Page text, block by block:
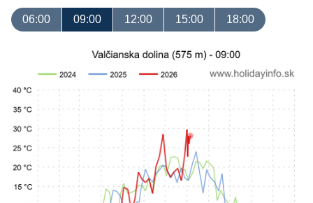
06:00 09:00 12:00 15:00 18:00